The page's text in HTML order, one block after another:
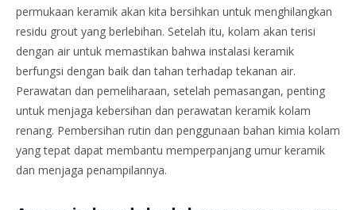
permukaan keramik akan kita bersihkan untuk menghilangkan
residu grout yang berlebihan. Setelah itu, kolam akan terisi
dengan air untuk memastikan bahwa instalasi keramik
berfungsi dengan baik dan tahan terhadap tekanan air.
Perawatan dan pemeliharaan, setelah pemasangan, penting
untuk menjaga kebersihan dan perawatan keramik kolam
renang. Pembersihan rutin dan penggunaan bahan kimia kolam
yang tepat dapat membantu memperpanjang umur keramik
dan menjaga penampilannya.